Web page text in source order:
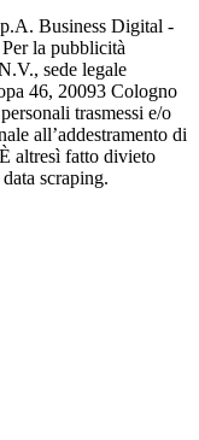
Business Digital -
la pubblicità
sede legale
46, 20093 Cologno
trasmessi e/o
all’addestramento di
altresì fatto divieto
scraping.